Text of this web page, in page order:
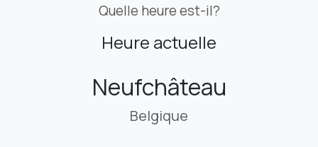
Quelle heure est-il?
Heure actuelle
Neufchâteau
Belgique